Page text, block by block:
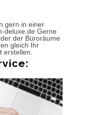
gern in einer
deluxe.de Gerne
der Büroräume
gleich Ihr
erstellen.